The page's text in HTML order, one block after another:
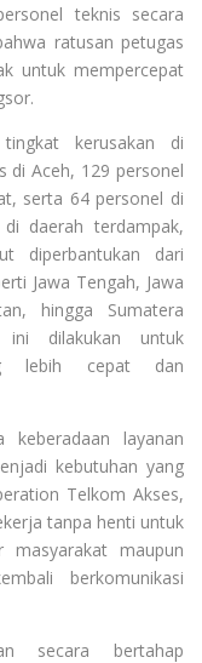
teknis secara
ratusan petugas
untuk mempercepat
kerusakan di
di Aceh, 129 personel
serta 64 personel di
daerah terdampak,
diperbantukan dari
Jawa Tengah, Jawa
hingga Sumatera
ini dilakukan untuk
lebih cepat dan
keberadaan layanan
kebutuhan yang
Telkom Akses,
tanpa henti untuk
masyarakat maupun
berkomunikasi
secara bertahap